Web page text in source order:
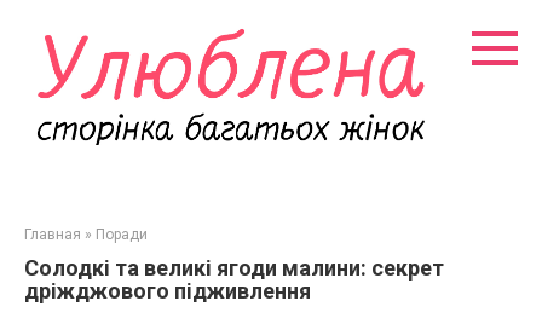
контенту
Главная » Поради
Солодкі та великі ягоди малини: секрет
дріжджового підживлення